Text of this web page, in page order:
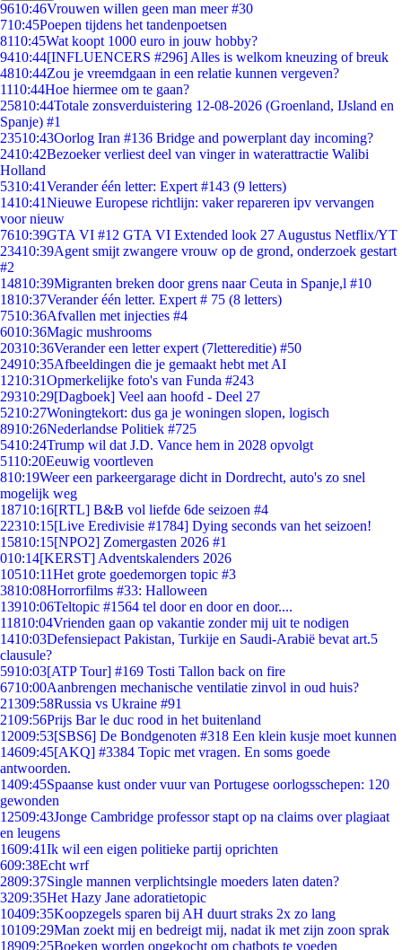
9610:46Vrouwen willen geen man meer #30
710:45Poepen tijdens het tandenpoetsen
8110:45Wat koopt 1000 euro in jouw hobby?
9410:44[INFLUENCERS #296] Alles is welkom kneuzing of breuk
4810:44Zou je vreemdgaan in een relatie kunnen vergeven?
1110:44Hoe hiermee om te gaan?
25810:44Totale zonsverduistering 12-08-2026 (Groenland, IJsland en
Spanje) #1
23510:43Oorlog Iran #136 Bridge and powerplant day incoming?
2410:42Bezoeker verliest deel van vinger in waterattractie Walibi
Holland
5310:41Verander één letter: Expert #143 (9 letters)
1410:41Nieuwe Europese richtlijn: vaker repareren ipv vervangen
voor nieuw
7610:39GTA VI #12 GTA VI Extended look 27 Augustus Netflix/YT
23410:39Agent smijt zwangere vrouw op de grond, onderzoek gestart
#2
14810:39Migranten breken door grens naar Ceuta in Spanje,l #10
1810:37Verander één letter. Expert # 75 (8 letters)
7510:36Afvallen met injecties #4
6010:36Magic mushrooms
20310:36Verander een letter expert (7lettereditie) #50
24910:35Afbeeldingen die je gemaakt hebt met AI
1210:31Opmerkelijke foto's van Funda #243
29310:29[Dagboek] Veel aan hoofd - Deel 27
5210:27Woningtekort: dus ga je woningen slopen, logisch
8910:26Nederlandse Politiek #725
5410:24Trump wil dat J.D. Vance hem in 2028 opvolgt
5110:20Eeuwig voortleven
810:19Weer een parkeergarage dicht in Dordrecht, auto's zo snel
mogelijk weg
18710:16[RTL] B&B vol liefde 6de seizoen #4
22310:15[Live Eredivisie #1784] Dying seconds van het seizoen!
15810:15[NPO2] Zomergasten 2026 #1
010:14[KERST] Adventskalenders 2026
10510:11Het grote goedemorgen topic #3
3810:08Horrorfilms #33: Halloween
13910:06Teltopic #1564 tel door en door en door....
11810:04Vrienden gaan op vakantie zonder mij uit te nodigen
1410:03Defensiepact Pakistan, Turkije en Saudi-Arabië bevat art.5
clausule?
5910:03[ATP Tour] #169 Tosti Tallon back on fire
6710:00Aanbrengen mechanische ventilatie zinvol in oud huis?
21309:58Russia vs Ukraine #91
2109:56Prijs Bar le duc rood in het buitenland
12009:53[SBS6] De Bondgenoten #318 Een klein kusje moet kunnen
14609:45[AKQ] #3384 Topic met vragen. En soms goede
antwoorden.
1409:45Spaanse kust onder vuur van Portugese oorlogsschepen: 120
gewonden
12509:43Jonge Cambridge professor stapt op na claims over plagiaat
en leugens
1609:41Ik wil een eigen politieke partij oprichten
609:38Echt wrf
2809:37Single mannen verplichtsingle moeders laten daten?
3209:35Het Hazy Jane adoratietopic
10409:35Koopzegels sparen bij AH duurt straks 2x zo lang
10109:29Man zoekt mij en bedreigt mij, nadat ik met zijn zoon sprak
18909:25Boeken worden opgekocht om chatbots te voeden